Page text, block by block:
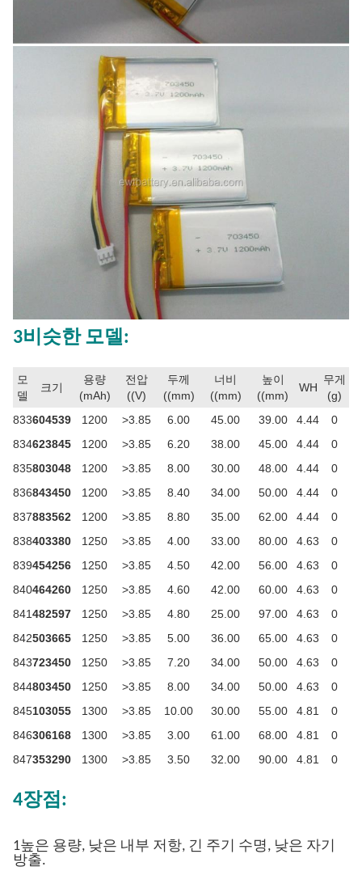
3비슷한 모델:
모
델
크기
용량
(mAh)
전압
((V)
두께
((mm)
너비
((mm)
높이
((mm)
WH
무게
(g)
833604539 1200 >3.85 6.00 45.00 39.00 4.44
0
834623845 1200 >3.85 6.20 38.00 45.00 4.44
0
835803048 1200 >3.85 8.00 30.00 48.00 4.44
0
836843450 1200 >3.85 8.40 34.00 50.00 4.44
0
837883562 1200 >3.85 8.80 35.00 62.00 4.44
0
838403380 1250 >3.85 4.00 33.00 80.00 4.63
0
839454256 1250 >3.85 4.50 42.00 56.00 4.63
0
840464260 1250 >3.85 4.60 42.00 60.00 4.63
0
841482597 1250 >3.85 4.80 25.00 97.00 4.63
0
842503665 1250 >3.85 5.00 36.00 65.00 4.63
0
843723450 1250 >3.85 7.20 34.00 50.00 4.63
0
844803450 1250 >3.85 8.00 34.00 50.00 4.63
0
845103055 1300 >3.85 10.00 30.00 55.00 4.81
0
846306168 1300 >3.85 3.00 61.00 68.00 4.81
0
847353290 1300 >3.85 3.50 32.00 90.00 4.81 0
4장점:
1높은 용량, 낮은 내부 저항, 긴 주기 수명, 낮은 자기
방출.